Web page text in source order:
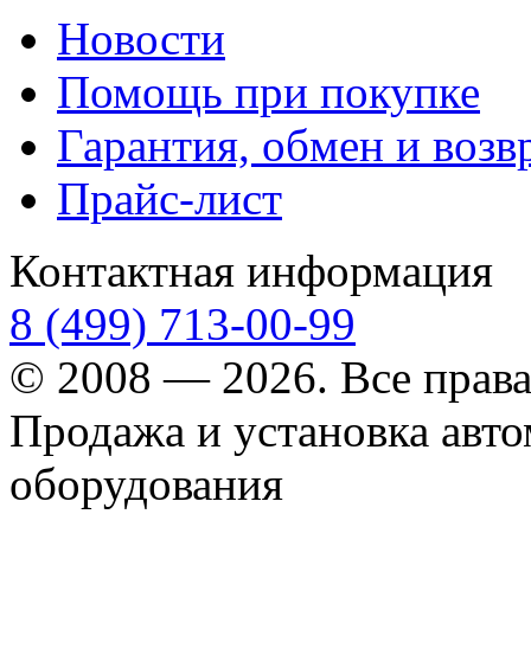
Новости
Помощь при покупке
Гарантия, обмен и
Прайс-лист
Контактная информация
8 (499) 713-00-99
© 2008 — 2026. Все
Продажа и установка
оборудования